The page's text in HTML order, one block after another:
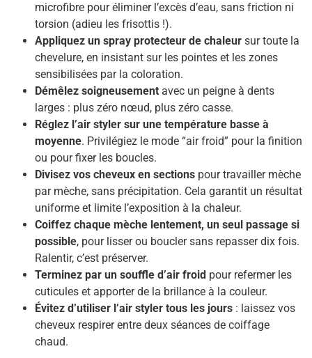
microfibre pour éliminer l’excès d’eau, sans friction ni
torsion (adieu les frisottis !).
Appliquez un spray protecteur de chaleur sur toute la
chevelure, en insistant sur les pointes et les zones
sensibilisées par la coloration.
Démêlez soigneusement avec un peigne à dents
larges : plus zéro nœud, plus zéro casse.
Réglez l’air styler sur une température basse à
moyenne. Privilégiez le mode “air froid” pour la finition
ou pour fixer les boucles.
Divisez vos cheveux en sections pour travailler mèche
par mèche, sans précipitation. Cela garantit un résultat
uniforme et limite l’exposition à la chaleur.
Coiffez chaque mèche lentement, un seul passage si
possible, pour lisser ou boucler sans repasser dix fois.
Ralentir, c’est préserver.
Terminez par un souffle d’air froid pour refermer les
cuticules et apporter de la brillance à la couleur.
Évitez d’utiliser l’air styler tous les jours : laissez vos
cheveux respirer entre deux séances de coiffage
chaud.